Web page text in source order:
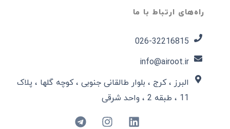
راه‌های ارتباط با ما
026-32216815​
info@airoot.ir
البرز ، کرج ، بلوار طالقانی جنوبی ، کوچه گلها ، پلاک
11 ، طبقه 2 ، واحد شرقی